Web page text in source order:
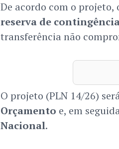
De acordo com o
reserva de
transferência não
O projeto (PLN 14/26)
Orçamento e, em
Nacional.